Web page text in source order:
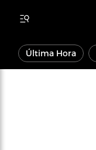
Última Hora